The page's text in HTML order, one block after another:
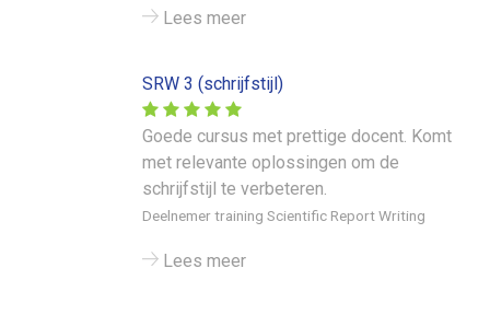
Lees meer
SRW 3 (schrijfstijl)
Goede cursus met prettige docent. Komt
met relevante oplossingen om de
schrijfstijl te verbeteren.
Deelnemer training Scientific Report Writing
Lees meer